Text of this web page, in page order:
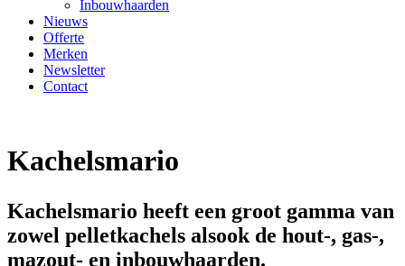
Inbouwhaarden
Nieuws
Offerte
Merken
Newsletter
Contact
Kachelsmario
Kachelsmario heeft een groot gamma van
zowel pelletkachels alsook de hout-, gas-,
mazout- en inbouwhaarden.